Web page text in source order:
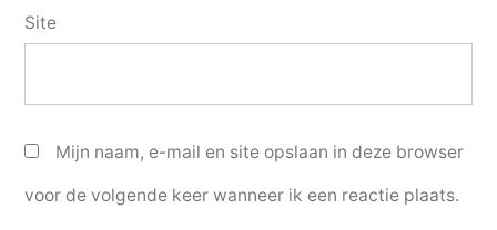
Site
Mijn naam, e-mail en site opslaan in deze browser
voor de volgende keer wanneer ik een reactie plaats.